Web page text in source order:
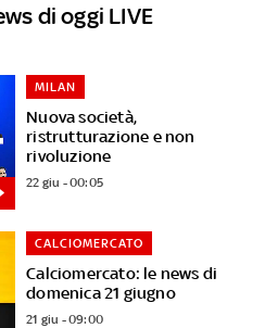
di oggi LIVE
Nuova società,
ristrutturazione e non
rivoluzione
MILAN
22 giu - 00:05
Calciomercato: le news di
domenica 21 giugno
CALCIOMERCATO
21 giu - 09:00